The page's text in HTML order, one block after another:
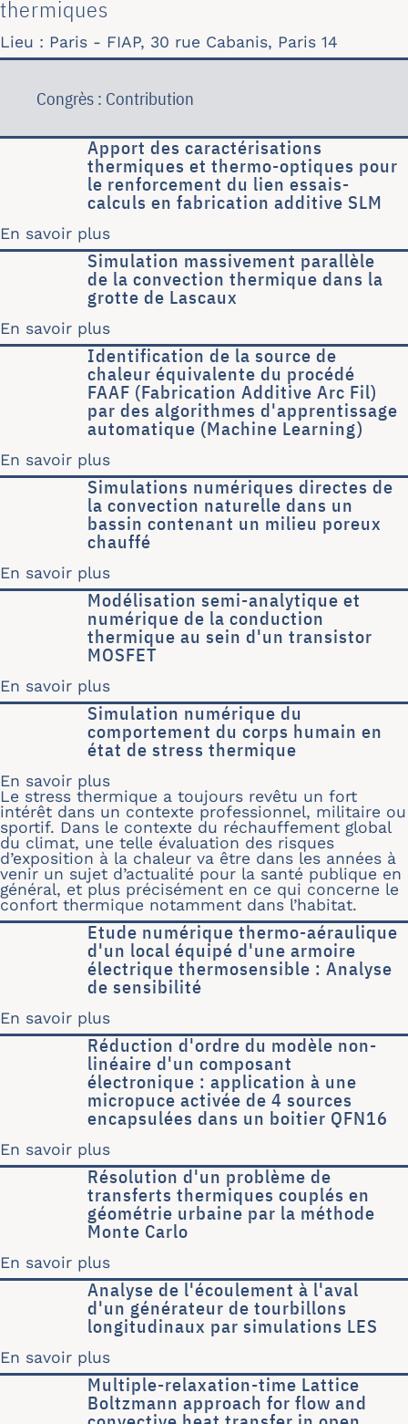
thermiques
Lieu : Paris - FIAP, 30 rue Cabanis, Paris 14
Congrès : Contribution
Apport des caractérisations
thermiques et thermo-optiques pour
le renforcement du lien essais-
calculs en fabrication additive SLM
En savoir plus
Simulation massivement parallèle
de la convection thermique dans la
grotte de Lascaux
En savoir plus
Identification de la source de
chaleur équivalente du procédé
FAAF (Fabrication Additive Arc Fil)
par des algorithmes d'apprentissage
automatique (Machine Learning)
En savoir plus
Simulations numériques directes de
la convection naturelle dans un
bassin contenant un milieu poreux
chauffé
En savoir plus
Modélisation semi-analytique et
numérique de la conduction
thermique au sein d'un transistor
MOSFET
En savoir plus
Simulation numérique du
comportement du corps humain en
état de stress thermique
En savoir plus
Le stress thermique a toujours revêtu un fort
intérêt dans un contexte professionnel, militaire ou
sportif. Dans le contexte du réchauffement global
du climat, une telle évaluation des risques
d’exposition à la chaleur va être dans les années à
venir un sujet d’actualité pour la santé publique en
général, et plus précisément en ce qui concerne le
confort thermique notamment dans l’habitat.
Etude numérique thermo-aéraulique
d'un local équipé d'une armoire
électrique thermosensible : Analyse
de sensibilité
En savoir plus
Réduction d'ordre du modèle non-
linéaire d'un composant
électronique : application à une
micropuce activée de 4 sources
encapsulées dans un boitier QFN16
En savoir plus
Résolution d'un problème de
transferts thermiques couplés en
géométrie urbaine par la méthode
Monte Carlo
En savoir plus
Analyse de l'écoulement à l'aval
d'un générateur de tourbillons
longitudinaux par simulations LES
En savoir plus
Multiple-relaxation-time Lattice
Boltzmann approach for flow and